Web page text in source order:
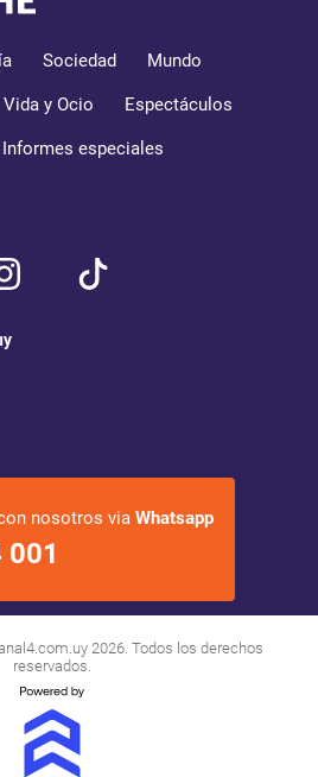
Sociedad Mundo
Vida y Ocio Espectáculos
Informes especiales
nosotros via Whatsapp
001
2026. Todos los derechos
reservados.